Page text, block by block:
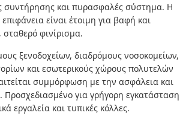
συντήρησης και πυρασφαλές σύστημα. Η
είναι έτοιμη για βαφή και
φινίρισμα.
ξενοδοχείων, διαδρόμους νοσοκομείων,
και εσωτερικούς χώρους πολυτελών
συμμόρφωση με την ασφάλεια και
Προσχεδιασμένο για γρήγορη εγκατάσταση
εργαλεία και τυπικές κόλλες.